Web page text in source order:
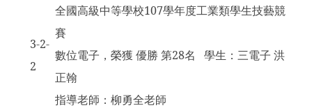
3-2-
2
全國高級中等學校107學年度工業類學生技藝競
賽
數位電子，榮獲 優勝 第28名 學生：三電子 洪
正翰
指導老師：柳勇全老師